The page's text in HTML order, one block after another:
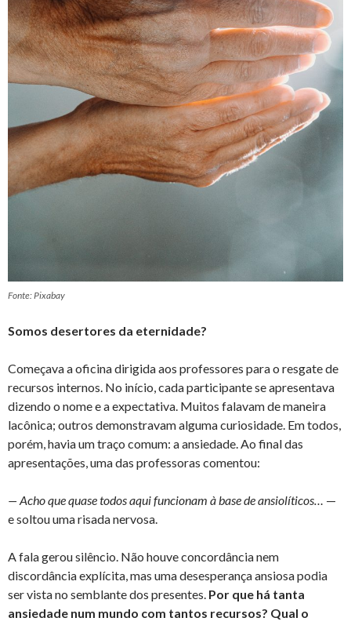
Fonte: Pixabay
Somos desertores da eternidade?
Começava a oficina dirigida aos professores para o resgate de
recursos internos. No início, cada participante se apresentava
dizendo o nome e a expectativa. Muitos falavam de maneira
lacônica; outros demonstravam alguma curiosidade. Em todos,
porém, havia um traço comum: a ansiedade. Ao final das
apresentações, uma das professoras comentou:
— Acho que quase todos aqui funcionam à base de ansiolíticos…
—
e soltou uma risada nervosa.
A fala gerou silêncio. Não houve concordância nem
discordância explícita, mas uma desesperança ansiosa podia
ser vista no semblante dos presentes. Por que há tanta
ansiedade num mundo com tantos recursos? Qual o